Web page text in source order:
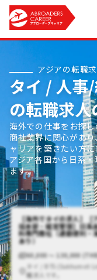
アジアの転職
タイ / 人
の転職求
海外での仕事をお探し
商社業界に関心があ
ャリアを築きたい方
アジア各国から日系
ます。
【海外でタイの求人】【
括本部・経営管理】日系
料専門商社（通勤便利・
あり）
60,000 〜 130,000
タイ / BTS (Sukhumvit
職求人です。